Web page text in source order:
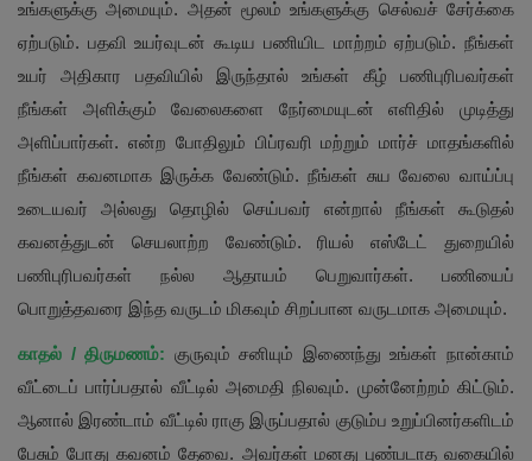
உங்களுக்கு அமையும். அதன் மூலம் உங்களுக்கு செல்வச் சேர்க்கை
ஏற்படும். பதவி உயர்வுடன் கூடிய பணியிட மாற்றம் ஏற்படும். நீங்கள்
உயர் அதிகார பதவியில் இருந்தால் உங்கள் கீழ் பணிபுரிபவர்கள்
நீங்கள் அளிக்கும் வேலைகளை நேர்மையுடன் எளிதில் முடித்து
அளிப்பார்கள். என்ற போதிலும் பிப்ரவரி மற்றும் மார்ச் மாதங்களில்
நீங்கள் கவனமாக இருக்க வேண்டும். நீங்கள் சுய வேலை வாய்ப்பு
உடையவர் அல்லது தொழில் செய்பவர் என்றால் நீங்கள் கூடுதல்
கவனத்துடன் செயலாற்ற வேண்டும். ரியல் எஸ்டேட் துறையில்
பணிபுரிபவர்கள் நல்ல ஆதாயம் பெறுவார்கள். பணியைப்
பொறுத்தவரை இந்த வருடம் மிகவும் சிறப்பான வருடமாக அமையும்.
காதல் / திருமணம்: குருவும் சனியும் இணைந்து உங்கள் நான்காம்
வீட்டைப் பார்ப்பதால் வீட்டில் அமைதி நிலவும். முன்னேற்றம் கிட்டும்.
ஆனால் இரண்டாம் வீட்டில் ராகு இருப்பதால் குடும்ப உறுப்பினர்களிடம்
பேசும் போது கவனம் தேவை. அவர்கள் மனது புண்படாத வகையில்